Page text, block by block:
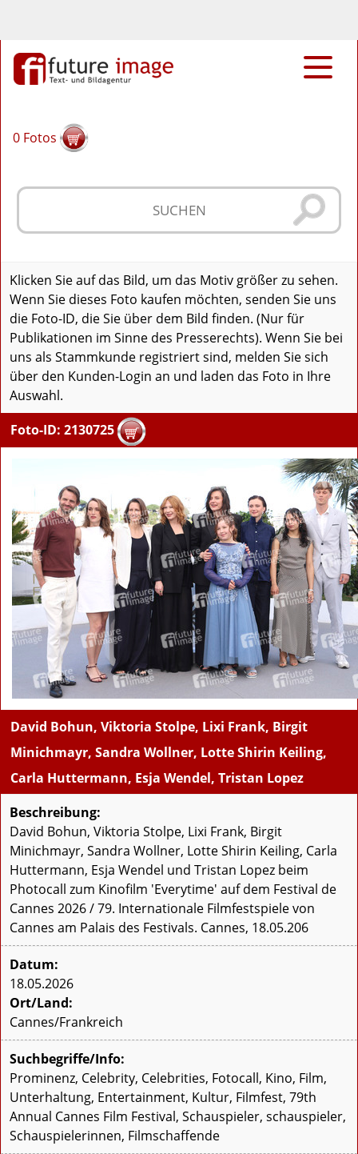
0 Fotos
Klicken Sie auf das Bild, um das Motiv größer zu sehen.
Wenn Sie dieses Foto kaufen möchten, senden Sie uns
die Foto-ID, die Sie über dem Bild finden. (Nur für
Publikationen im Sinne des Presserechts). Wenn Sie bei
uns als Stammkunde registriert sind, melden Sie sich
über den Kunden-Login an und laden das Foto in Ihre
Auswahl.
Foto-ID: 2130725
David Bohun, Viktoria Stolpe, Lixi Frank, Birgit
Minichmayr, Sandra Wollner, Lotte Shirin Keiling,
Carla Huttermann, Esja Wendel, Tristan Lopez
Beschreibung:
David Bohun, Viktoria Stolpe, Lixi Frank, Birgit
Minichmayr, Sandra Wollner, Lotte Shirin Keiling, Carla
Huttermann, Esja Wendel und Tristan Lopez beim
Photocall zum Kinofilm 'Everytime' auf dem Festival de
Cannes 2026 / 79. Internationale Filmfestspiele von
Cannes am Palais des Festivals. Cannes, 18.05.206
Datum:
18.05.2026
Ort/Land:
Cannes/Frankreich
Suchbegriffe/Info:
Prominenz, Celebrity, Celebrities, Fotocall, Kino, Film,
Unterhaltung, Entertainment, Kultur, Filmfest, 79th
Annual Cannes Film Festival, Schauspieler, schauspieler,
Schauspielerinnen, Filmschaffende